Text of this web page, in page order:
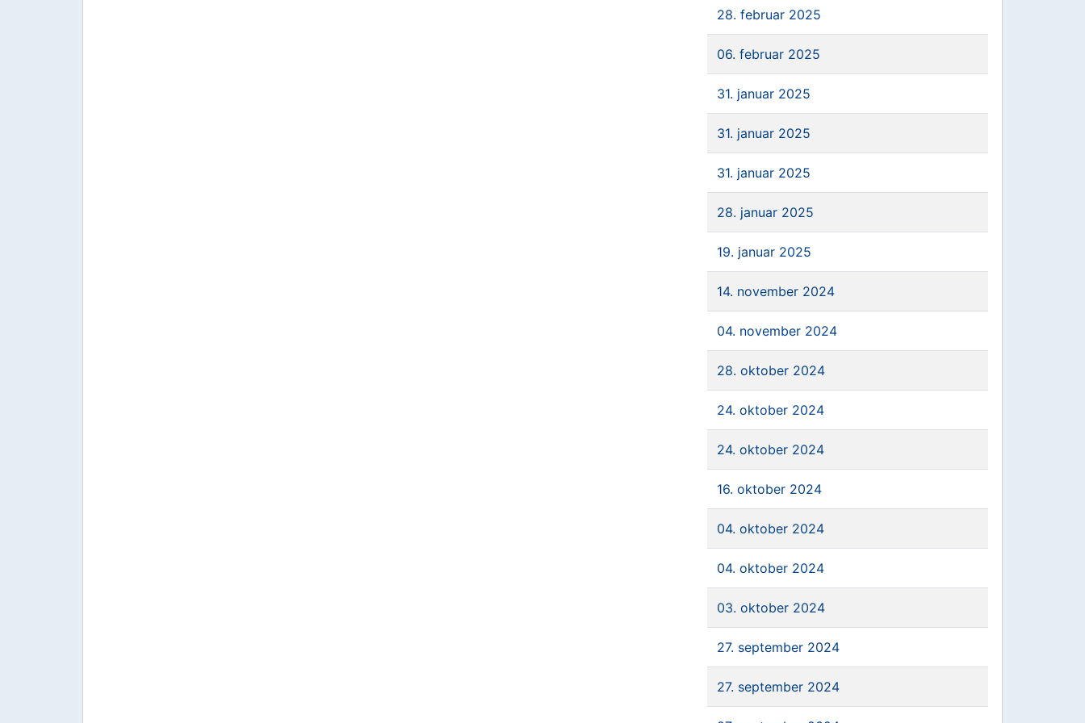
28. februar 2025
06. februar 2025
31. januar 2025
31. januar 2025
31. januar 2025
28. januar 2025
19. januar 2025
14. november 2024
04. november 2024
28. oktober 2024
24. oktober 2024
24. oktober 2024
16. oktober 2024
04. oktober 2024
04. oktober 2024
03. oktober 2024
27. september 2024
27. september 2024